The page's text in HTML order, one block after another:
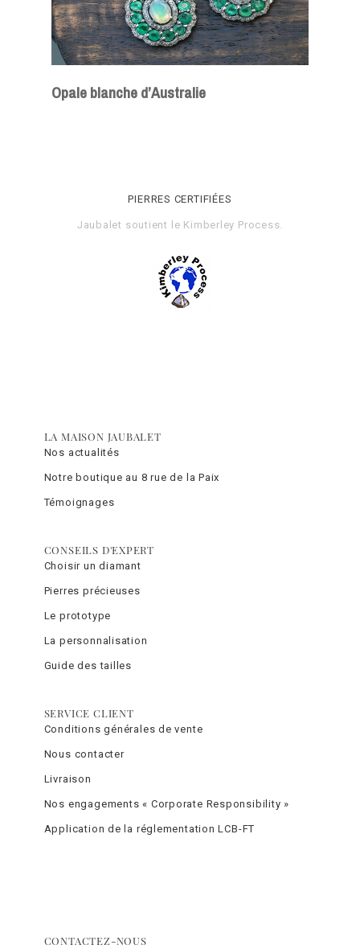
Opale blanche d’Australie
PIERRES CERTIFIÉES
Jaubalet soutient le Kimberley Process.
LA MAISON JAUBALET
Nos actualités
Notre boutique au 8 rue de la Paix
Témoignages
CONSEILS D'EXPERT
Choisir un diamant
Pierres précieuses
Le prototype
La personnalisation
Guide des tailles
SERVICE CLIENT
Conditions générales de vente
Nous contacter
Livraison
Nos engagements « Corporate Responsibility »
Application de la réglementation LCB-FT
CONTACTEZ-NOUS